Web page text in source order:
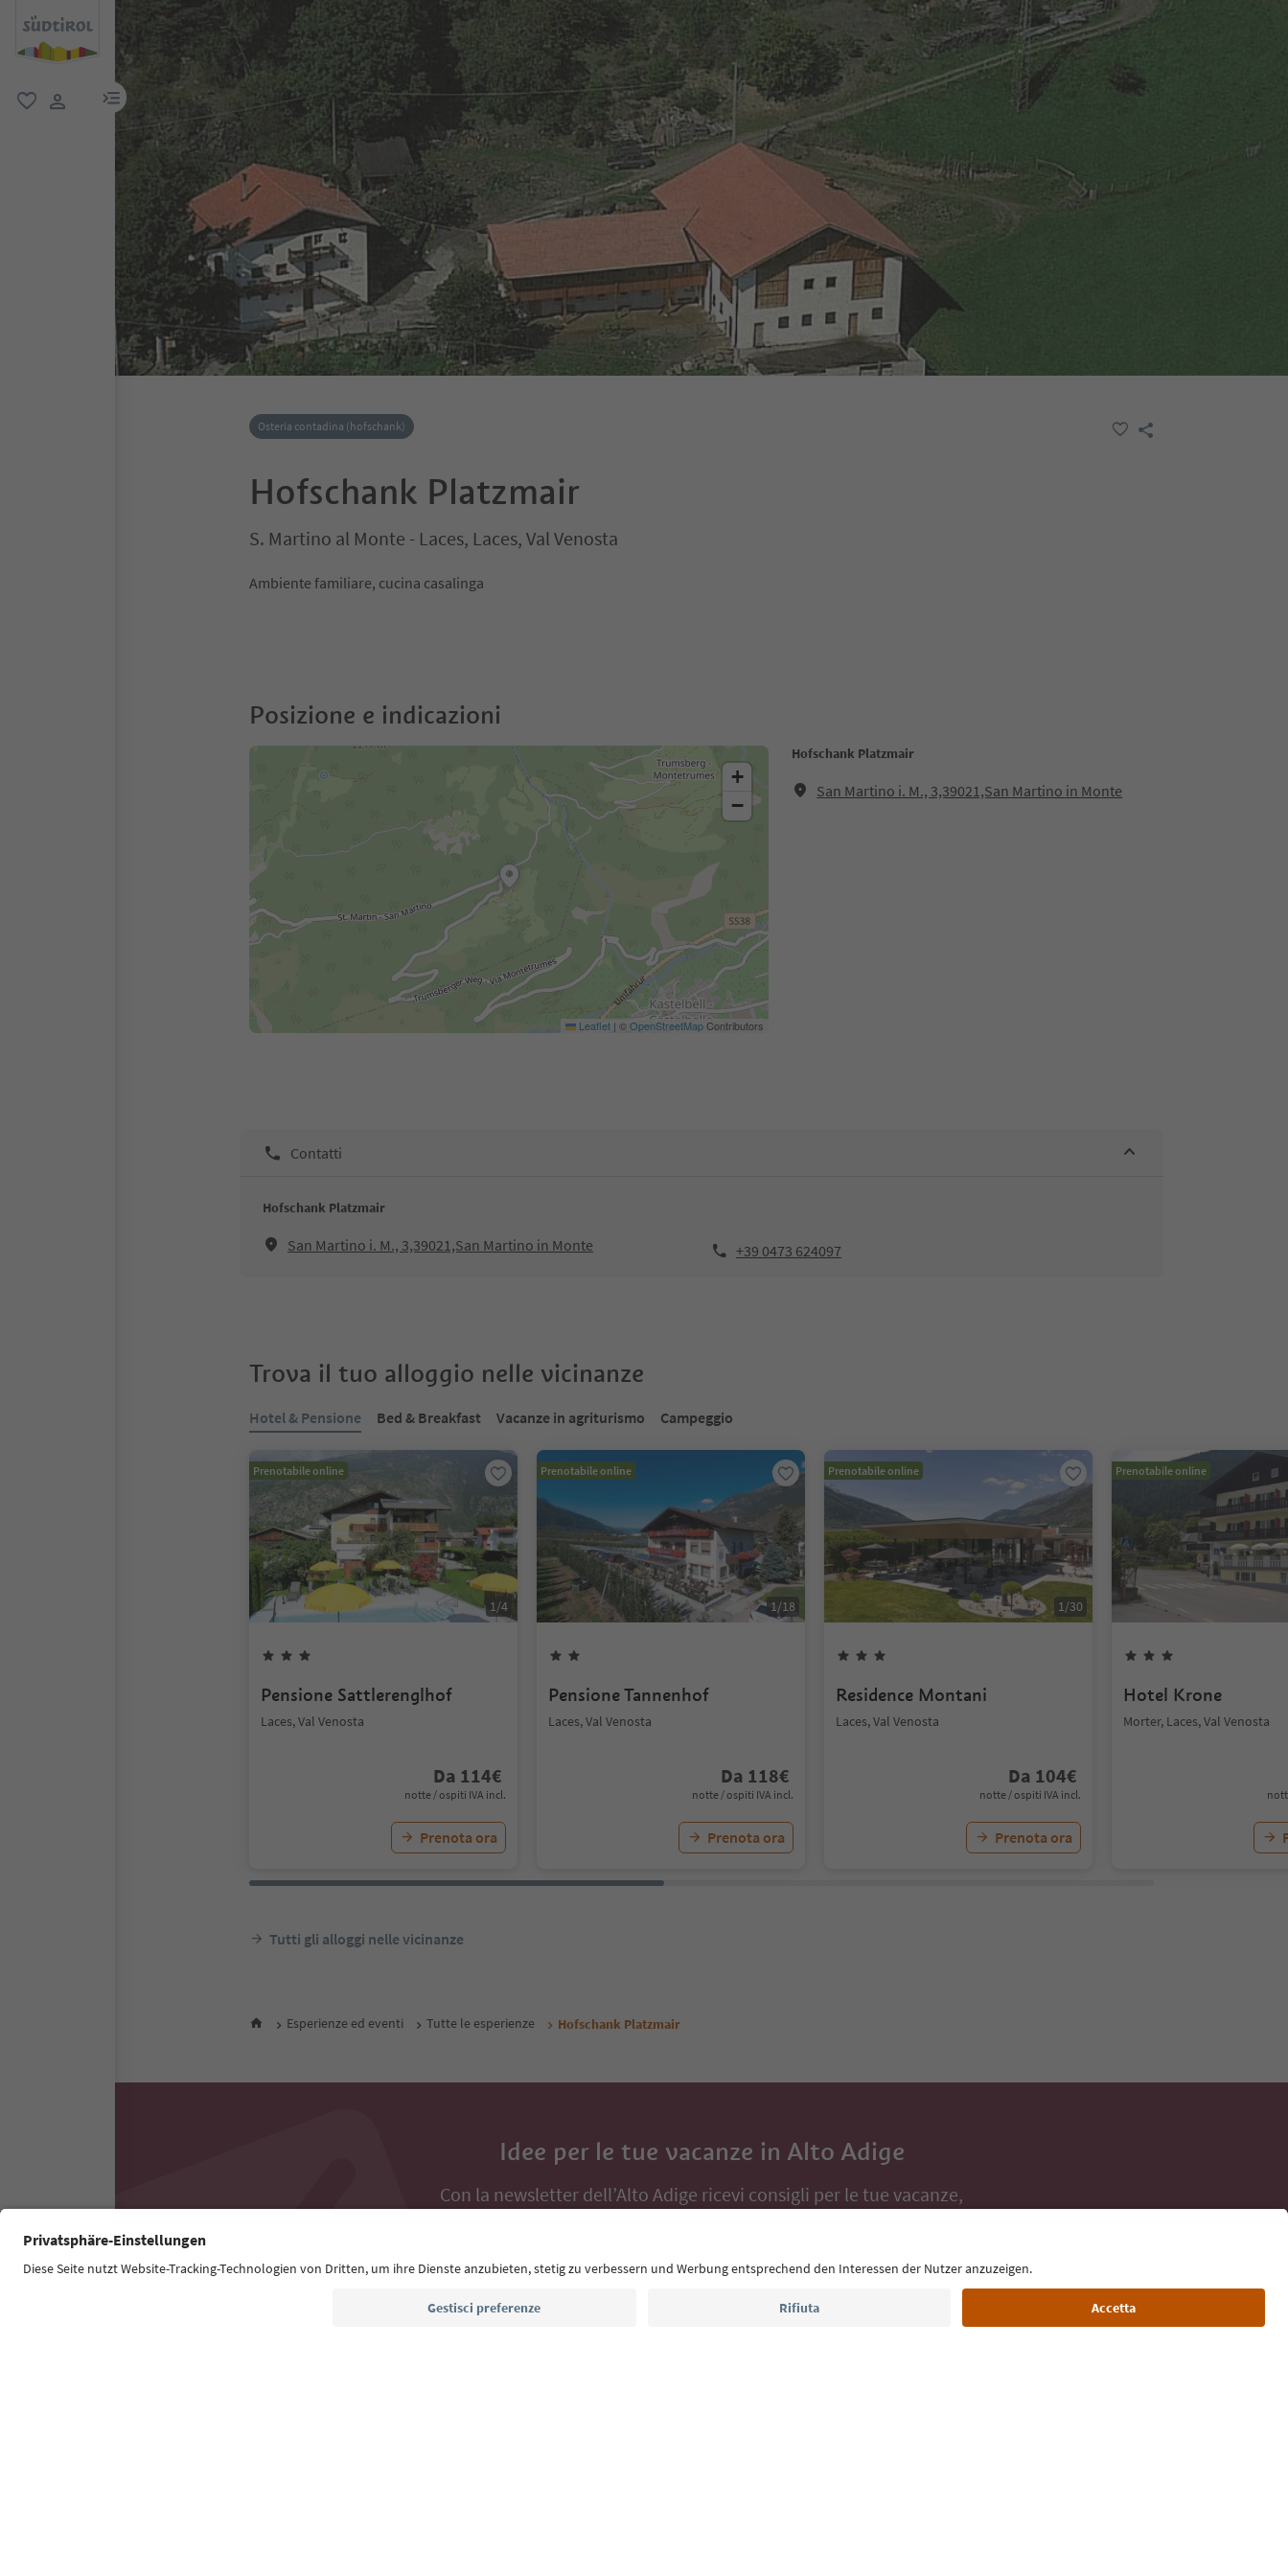
menu link
Osteria contadina (hofschank)
Hofschank Platzmair
S. Martino al Monte - Laces, Laces, Val Venosta
Ambiente familiare, cucina casalinga
Posizione e indicazioni
Hofschank Platzmair
San Martino i. M., 3,39021,San Martino in Monte
+
−
Leaflet | ©OpenStreetMapContributors
Contatti
Hofschank Platzmair
San Martino i. M., 3,39021,San Martino in Monte +39 0473 624097
Trova il tuo alloggio nelle vicinanze
Hotel & Pensione Bed & Breakfast Vacanze in agriturismo Campeggio
Prenotabile online
1/4
Pensione Sattlerenglhof
Laces, Val Venosta
Da 114€
notte / ospiti IVA incl.
Prenota ora
Prenotabile online
1/18
Pensione Tannenhof
Laces, Val Venosta
Da 118€
notte / ospiti IVA incl.
Prenota ora
Prenotabile online
1/30
Residence Montani
Laces, Val Venosta
Da 104€
notte / ospiti IVA incl.
Prenota ora
Prenotabile online
Hotel Krone
Morter, Laces, Val Venosta
Tutti gli alloggi nelle vicinanze
Esperienze ed eventi Tutte le esperienze Hofschank Platzmair
Idee per le tue vacanze in Alto Adige
Con la newsletter dell’Alto Adige ricevi consigli per le tue vacanze,